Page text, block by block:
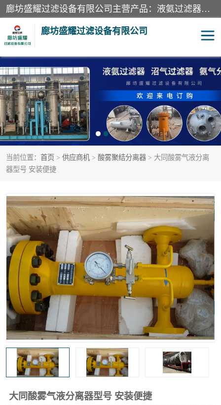
廊坊盛耀过滤设备有限公司主营产品：液氨过滤器、沼气过滤器、氨气分离器、二氧化碳过滤器、过滤器、液氨氨气过滤器、天然气过滤器、管道过滤器、*过滤器、液氨除油除水过滤器、氨气除油除水过滤器、焦炉煤气除焦油过滤器等。
廊坊盛耀过滤设备有限公司
当前位置： 首页 > 供应商机 > 酸雾聚结分离器 > 大同酸雾气液分离
器型号 安装便捷
大同酸雾气液分离器型号 安装便捷
二氧化碳过滤器 过滤器
液氨氨气过滤器 沼气过滤器
天然气过滤器 管道过滤器
甲醇过滤器 液氨除油除水过滤器
硝酸尾气分离器 酸雾聚结分离器
高炉煤气过滤器 替代进口过滤器
化工盐酸气聚结器 耐腐蚀除雾器滤芯